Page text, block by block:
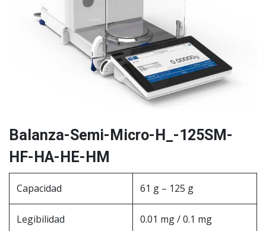
Balanza-Semi-Micro-H_-125SM-
HF-HA-HE-HM
Capacidad 61 g – 125 g
Legibilidad 0.01 mg / 0.1 mg